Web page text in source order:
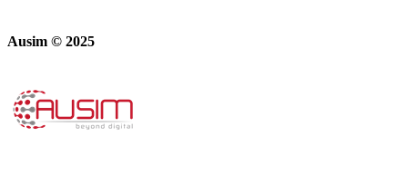
Ausim © 2025